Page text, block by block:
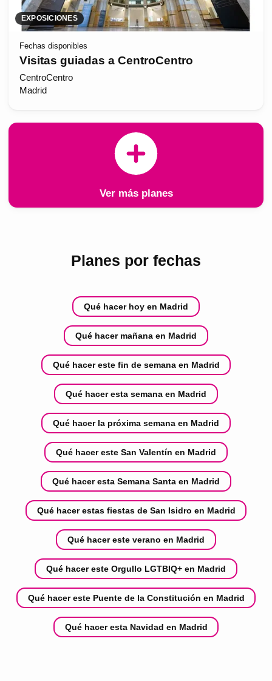
EXPOSICIONES
Fechas disponibles
Visitas guiadas a CentroCentro
CentroCentro
Madrid
Ver más planes
Planes por fechas
Qué hacer hoy en Madrid
Qué hacer mañana en Madrid
Qué hacer este fin de semana en Madrid
Qué hacer esta semana en Madrid
Qué hacer la próxima semana en Madrid
Qué hacer este San Valentín en Madrid
Qué hacer esta Semana Santa en Madrid
Qué hacer estas fiestas de San Isidro en Madrid
Qué hacer este verano en Madrid
Qué hacer este Orgullo LGTBIQ+ en Madrid
Qué hacer este Puente de la Constitución en Madrid
Qué hacer esta Navidad en Madrid